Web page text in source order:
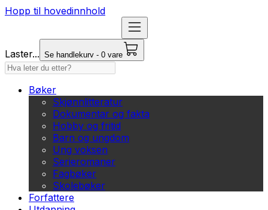
Hopp til hovedinnhold
Laster... Se handlekurv - 0 vare
Bøker
Skjønnlitteratur
Dokumentar og fakta
Hobby og fritid
Barn og ungdom
Ung voksen
Serieromaner
Fagbøker
Skolebøker
Forfattere